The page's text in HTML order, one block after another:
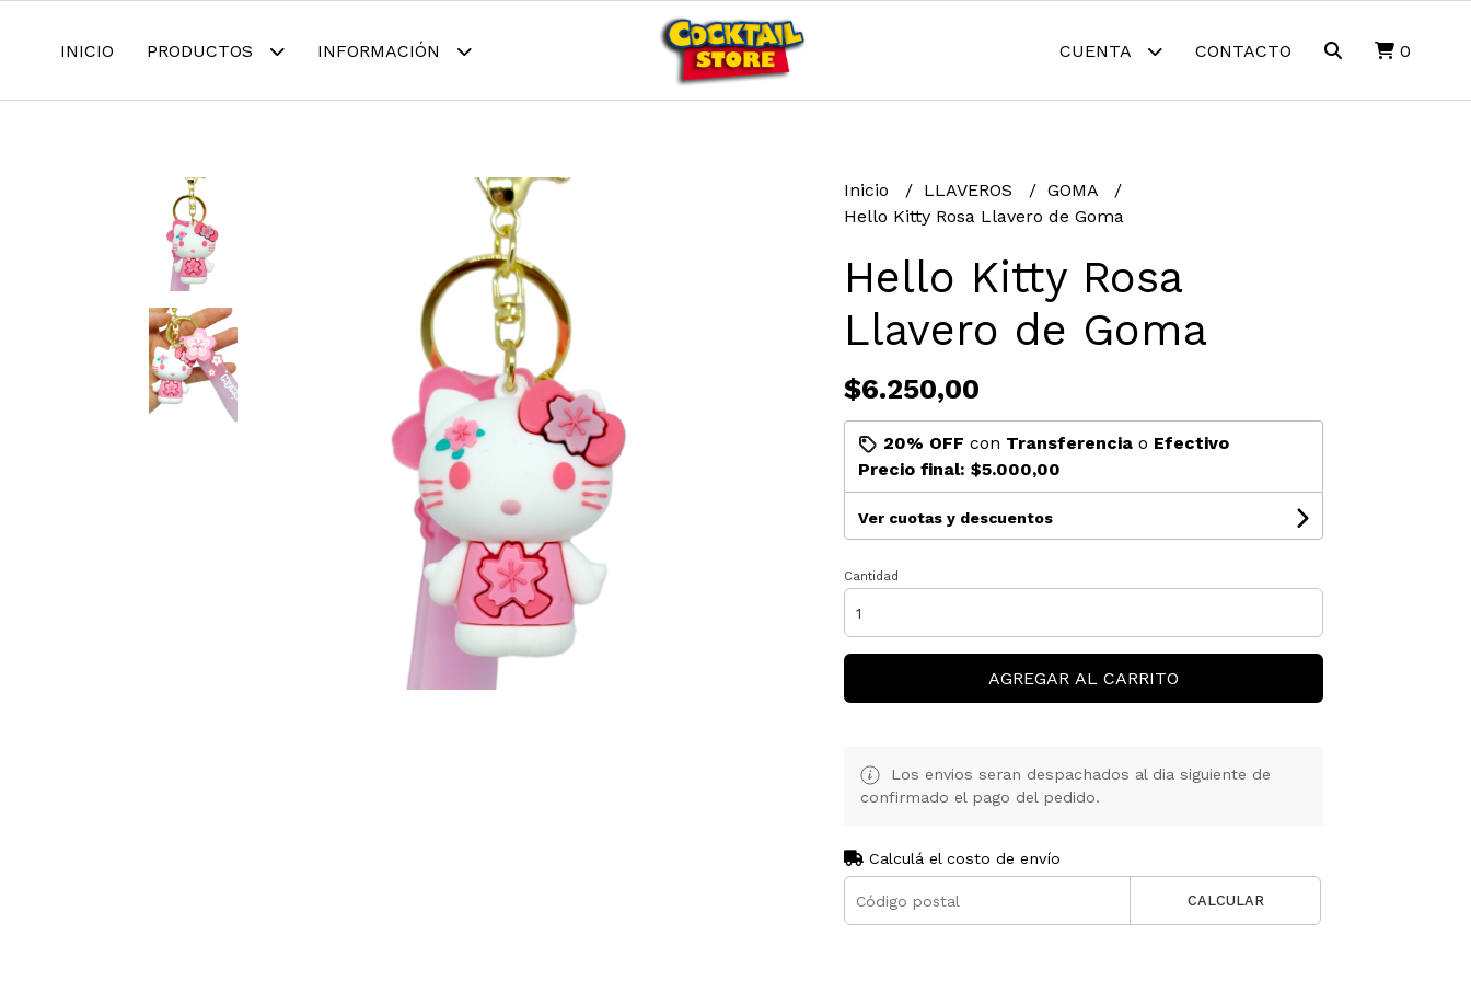
INICIO PRODUCTOS INFORMACIÓN CUENTA CONTACTO 0
Inicio LLAVEROS
GOMA
Hello Kitty Rosa Llavero de Goma
Hello Kitty Rosa
Llavero de Goma
$6.250,00
20% OFF con Transferenciao Efectivo
Precio final: $5.000,00
Ver cuotas y descuentos
Cantidad
AGREGAR AL CARRITO
Los envios seran despachados al dia siguiente de
confirmado el pago del pedido.
Calculá el costo de envío
CALCULAR